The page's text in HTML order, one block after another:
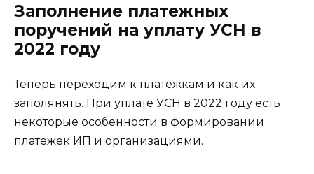
Заполнение платежных
поручений на уплату УСН в
2022 году
Теперь переходим к платежкам и как их
заполянять. При уплате УСН в 2022 году есть
некоторые особенности в формировании
платежек ИП и организациями.